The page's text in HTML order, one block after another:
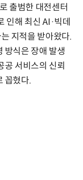
출범한 대전센터
인해 최신 AI·빅데
지적을 받아왔다.
방식은 장애 발생
공 서비스의 신뢰
꼽혔다.